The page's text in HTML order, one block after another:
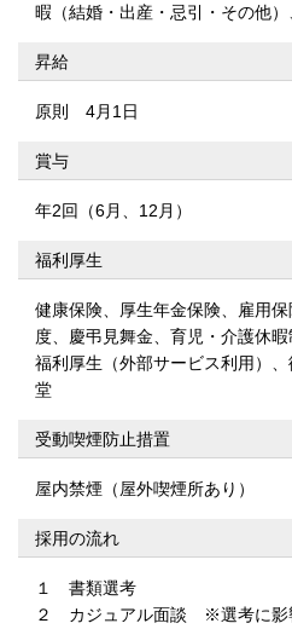
暇（結婚・出産・忌引・その他
昇給
原則 4月1日
賞与
年2回（6月、12月）
福利厚生
健康保険、厚生年金保険、雇用
度、慶弔見舞金、育児・介護休暇
福利厚生（外部サービス利用）
堂
受動喫煙防止措置
屋内禁煙（屋外喫煙所あり）
採用の流れ
１ 書類選考
２ カジュアル面談 ※選考に影